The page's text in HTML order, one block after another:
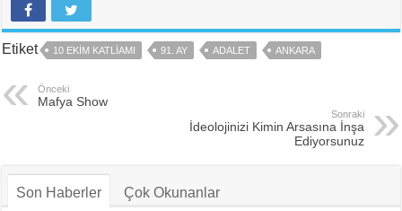
Etiket 10 EKIM KATLIAMI 91. AY ADALET ANKARA
Önceki
Mafya Show
Sonraki
İdeolojinizi Kimin Arsasına İnşa
Ediyorsunuz
Son Haberler Çok Okunanlar